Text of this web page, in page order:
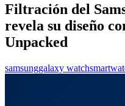
Filtración del
revela su diseño
Unpacked
samsunggalaxy watch